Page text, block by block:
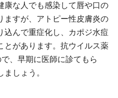
康な人でも感染して唇や口の
ますが、アトピー性皮膚炎の
込んで重症化し、カポジ水痘
とがあります。抗ウイルス薬
、早期に医師に診てもら
しょう。